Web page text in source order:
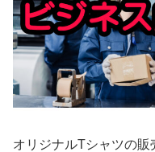
オリジナルTシャツの